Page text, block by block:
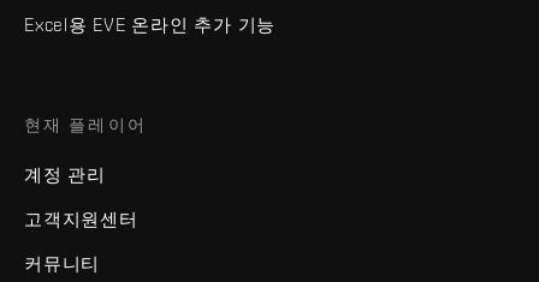
Excel용 EVE 온라인 추가 기능
현재 플레이어
계정 관리
고객지원센터
커뮤니티